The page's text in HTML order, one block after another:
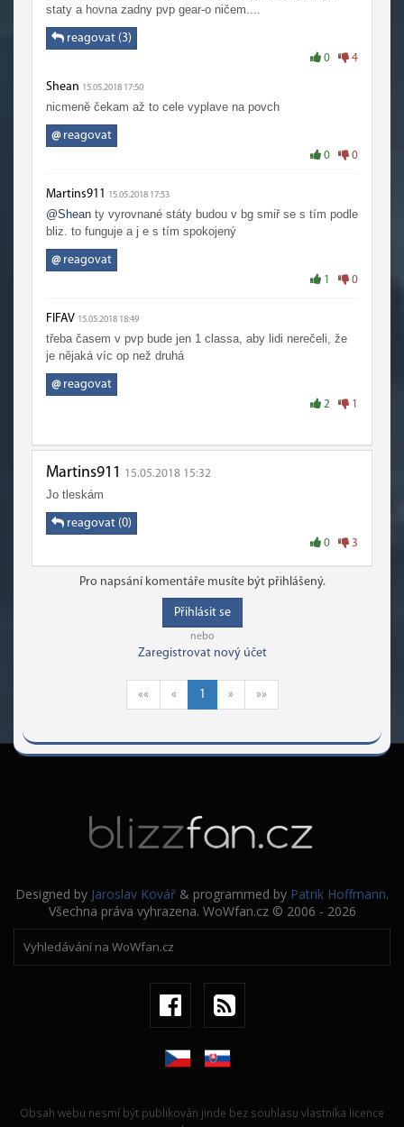
staty a hovna zadny pvp gear-o ničem....
reagovat (3)
0 4
Shean 15.05.2018 17:50
nicmeně čekam až to cele vyplave na povch
@reagovat
0 0
Martins911 15.05.2018 17:53
@Shean ty vyrovnané státy budou v bg smiř se s tím podle
bliz. to funguje a j e s tím spokojený
@reagovat
1 0
FIFAV 15.05.2018 18:49
třeba časem v pvp bude jen 1 classa, aby lidi nerečeli, že
je nějaká víc op než druhá
@reagovat
2 1
Martins911 15.05.2018 15:32
Jo tleskám
reagovat (0)
0 3
Pro napsání komentáře musíte být přihlášený.
Přihlásit se
nebo
Zaregistrovat nový účet
«« « 1 » »»
Designed by Jaroslav Kovář & programmed by Patrik Hoffmann.
Všechna práva vyhrazena. WoWfan.cz © 2006 - 2026
Obsah webu nesmí být publikován jinde bez souhlasu vlastníka licence